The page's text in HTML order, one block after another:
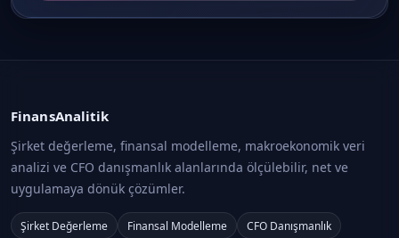
FinansAnalitik
Şirket değerleme, finansal modelleme, makroekonomik veri
analizi ve CFO danışmanlık alanlarında ölçülebilir, net ve
uygulamaya dönük çözümler.
Şirket Değerleme Finansal Modelleme
CFO Danışmanlık